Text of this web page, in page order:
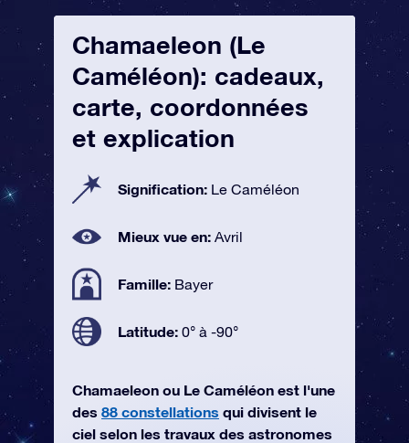
Chamaeleon (Le
Caméléon): cadeaux,
carte, coordonnées
et explication
Signification: Le Caméléon
Mieux vue en: Avril
Famille: Bayer
Latitude: 0° à -90°
Chamaeleon ou Le Caméléon est l'une
des 88 constellations qui divisent le
ciel selon les travaux des astronomes